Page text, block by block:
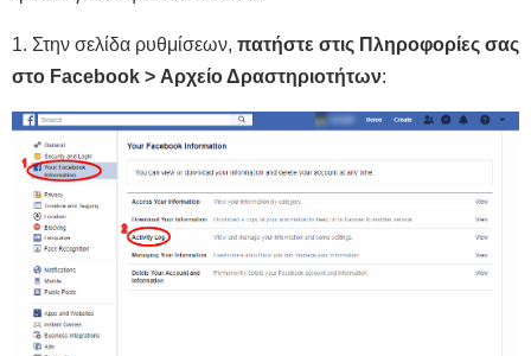
1. Στην σελίδα ρυθμίσεων, πατήστε στις Πληροφορίες σας
στο Facebook > Αρχείο Δραστηριοτήτων: